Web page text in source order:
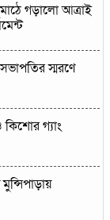
গড়ালো আত্রাই
সভাপতির স্মরণে
কিশোর গ্যাং